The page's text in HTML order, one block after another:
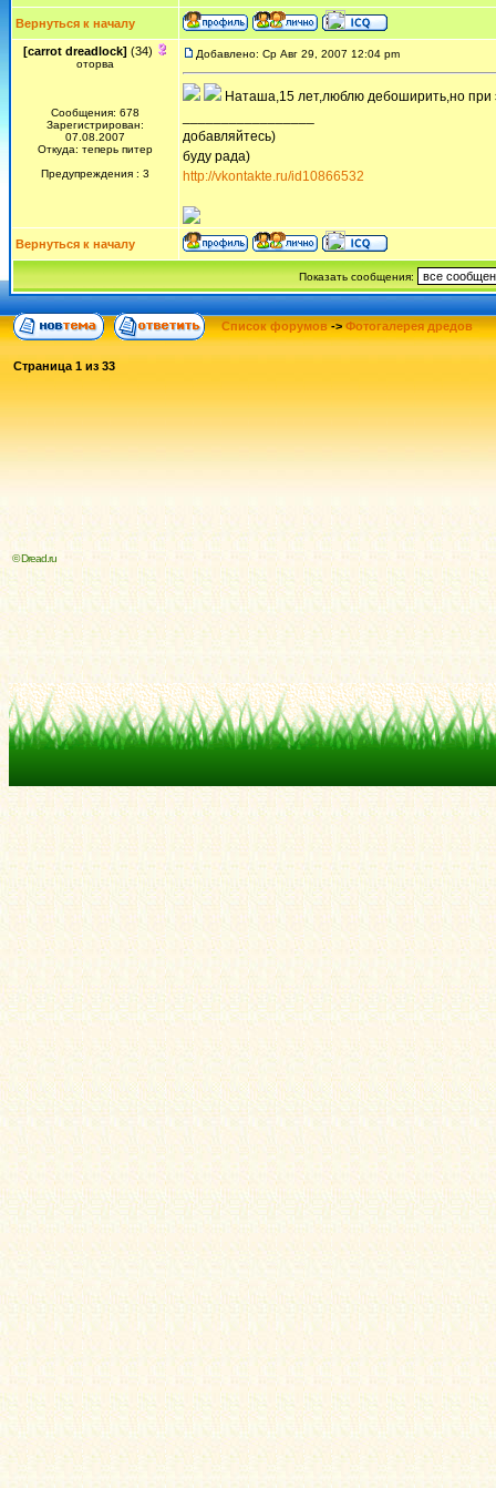
Вернуться к началу
[carrot dreadlock] (34)
оторва
Сообщения: 678
Зарегистрирован:
07.08.2007
Откуда: теперь питер
Предупреждения : 3
Добавлено: Ср Авг 29, 2007 12:04 pm
Наташа,15 лет,люблю дебоширить,но
добавляйтесь)
буду рада)
http://vkontakte.ru/id10866532
Вернуться к началу
Показать сообщения:
Список форумов->Фотогалерея дредов
Страница 1 из 33
© Dread.ru